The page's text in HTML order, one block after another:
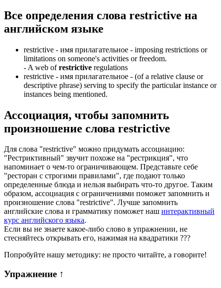
Все определения слова restrictive на
английском языке
restrictive - имя прилагательное - imposing restrictions or
limitations on someone's activities or freedom.
- A web ofrestrictive regulations
restrictive - имя прилагательное - (of a relative clause or
descriptive phrase) serving to specify the particular instance or
instances being mentioned.
Ассоциация, чтобы запомнить
произношение слова restrictive
Для слова "restrictive" можно придумать ассоциацию:
"Рестриктивный" звучит похоже на "рестрикция", что
напоминает о чем-то ограничивающем. Представьте себе
"ресторан с строгими правилами", где подают только
определенные блюда и нельзя выбирать что-то другое. Таким
образом, ассоциация с ограничениями поможет запомнить и
произношение слова "restrictive". Лучше запомнить
английские слова и грамматику поможет наш интерактивный
курс английского языка.
Если вы не знаете какое-либо слово в упражнении, не
стесняйтесь открывать его, нажимая на квадратики ???
Попробуйте нашу методику: не просто читайте, а говорите!
Упражнение ↑